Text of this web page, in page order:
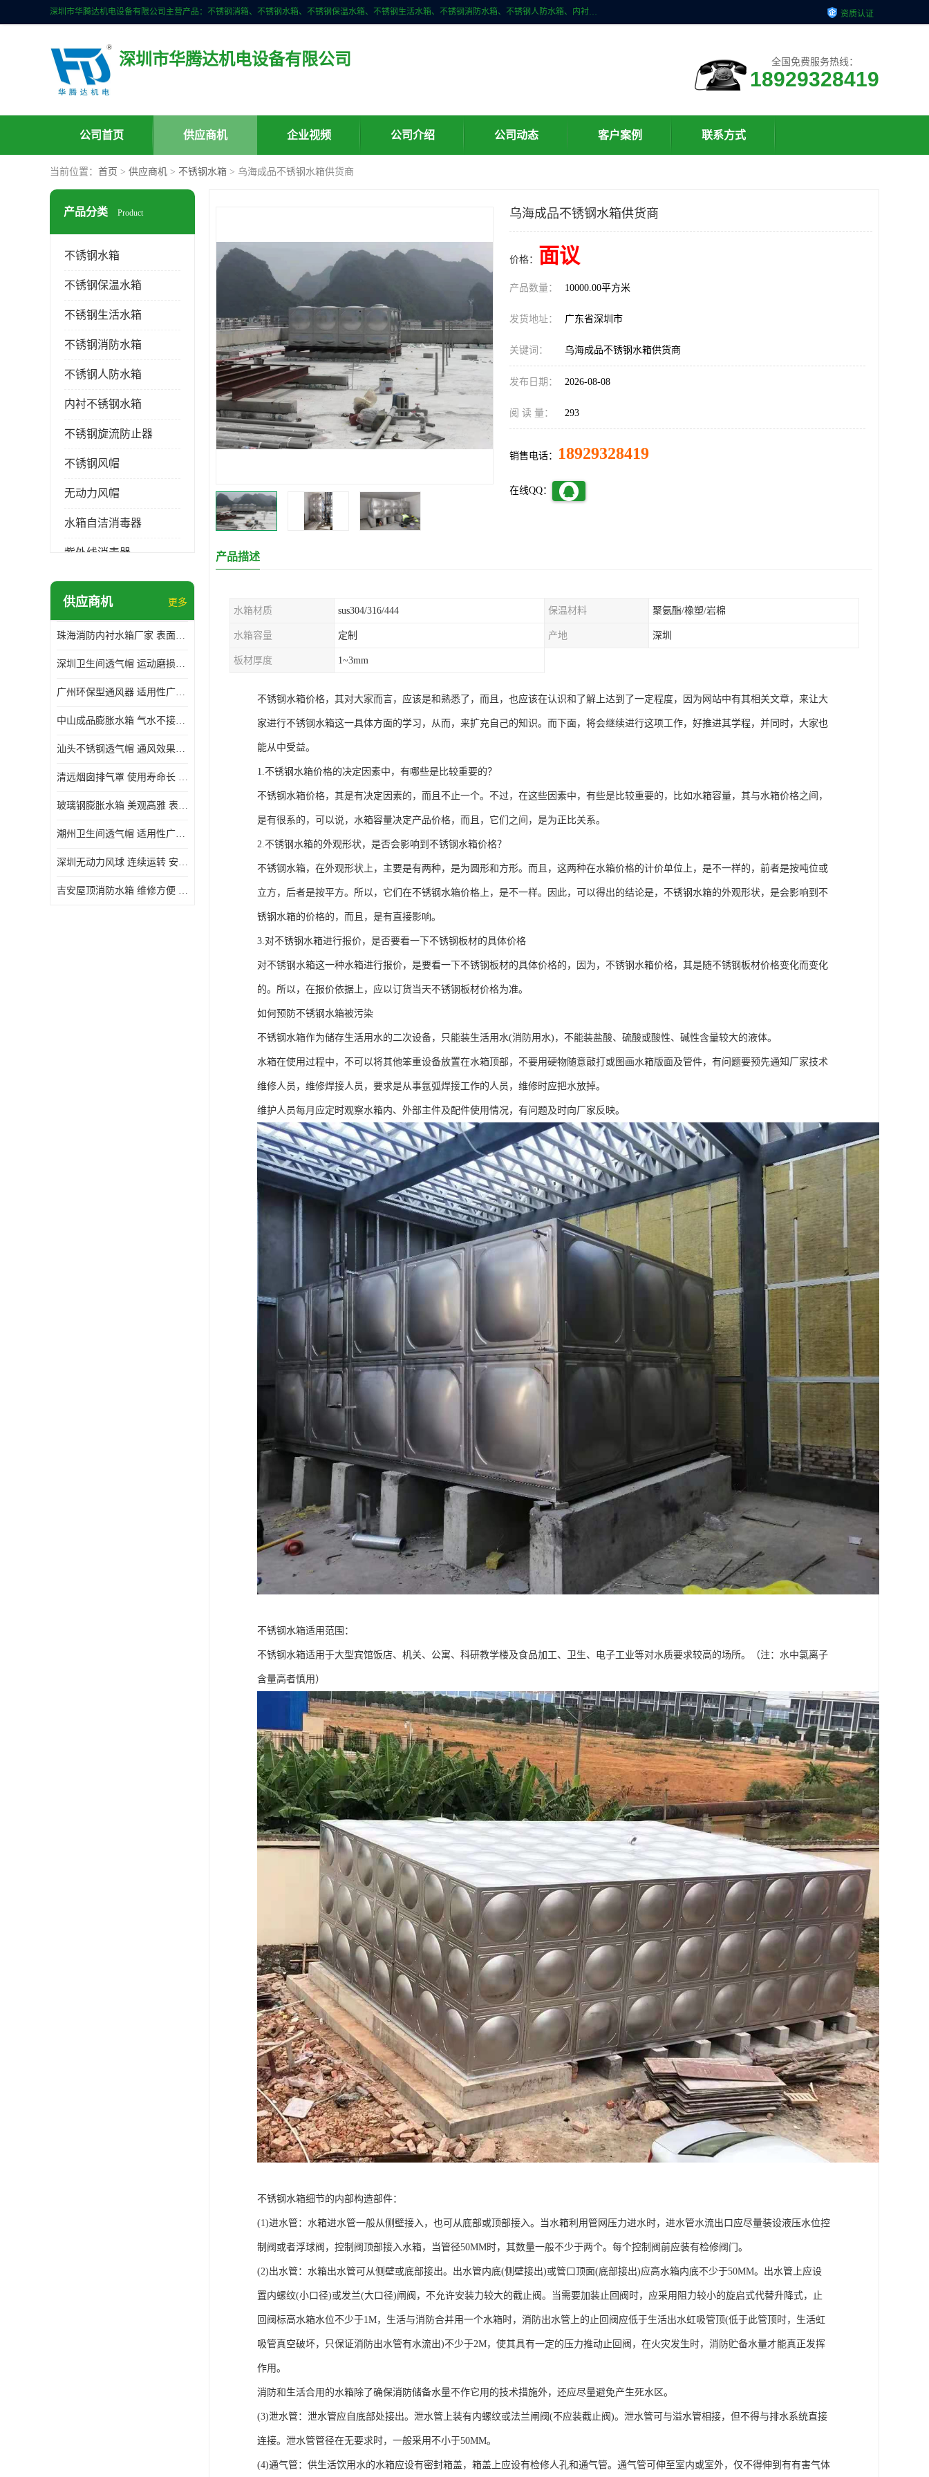
深圳市华腾达机电设备有限公司主营产品：不锈钢消箱、不锈钢水箱、不锈钢保温水箱、不锈钢生活水箱、不锈钢消防水箱、不锈钢人防水箱、内衬不锈钢水箱、膨胀水箱、不锈钢风帽、无动力风帽、水箱自洁消毒器、紫外线消毒器、不锈钢旋流防止器、组合式不锈钢水箱等。 资质认证
深圳市华腾达机电设备有限公司 全国免费服务热线：
18929328419
公司首页 供应商机 企业视频 公司介绍 公司动态 客户案例 联系方式
当前位置： 首页 > 供应商机 > 不锈钢水箱 > 乌海成品不锈钢水箱供货商
产品分类 Product
不锈钢水箱
不锈钢保温水箱
不锈钢生活水箱
不锈钢消防水箱
不锈钢人防水箱
内衬不锈钢水箱
不锈钢旋流防止器
不锈钢风帽
无动力风帽
水箱自洁消毒器
紫外线消毒器
膨胀水箱
生活水箱
镀锌钢板水箱
供应商机 更多
珠海消防内衬水箱厂家 表面光滑 施工设计合理
深圳卫生间透气帽 运动磨损小 重量轻 无噪音
广州环保型通风器 适用性广泛 灰尘不易附着
中山成品膨胀水箱 气水不接触 一次充气可保持长久使用
汕头不锈钢透气帽 通风效果好 无噪音 无火花
清远烟囱排气罩 使用寿命长 安装简便迅捷
玻璃钢膨胀水箱 美观高雅 表面光洁美观
潮州卫生间透气帽 适用性广泛 可以长期运行
深圳无动力风球 连续运转 安装操作简便
吉安屋顶消防水箱 维修方便 箱体钢度足
乌海成品不锈钢水箱供货商
价格： 面议
产品数量： 10000.00平方米
发货地址： 广东省深圳市
关键词： 乌海成品不锈钢水箱供货商
发布日期： 2026-08-08
阅 读 量： 293
销售电话： 18929328419
在线QQ：
产品描述
水箱材质 sus304/316/444 保温材料 聚氨酯/橡塑/岩棉
水箱容量 定制 产地 深圳
板材厚度 1~3mm
不锈钢水箱价格，其对大家而言，应该是和熟悉了，而且，也应该在认识和了解上达到了一定程度，因为网站中有其相关文章，来让大
家进行不锈钢水箱这一具体方面的学习，从而，来扩充自己的知识。而下面，将会继续进行这项工作，好推进其学程，并同时，大家也
能从中受益。
1.不锈钢水箱价格的决定因素中，有哪些是比较重要的？
不锈钢水箱价格，其是有决定因素的，而且不止一个。不过，在这些因素中，有些是比较重要的，比如水箱容量，其与水箱价格之间，
是有很系的，可以说，水箱容量决定产品价格，而且，它们之间，是为正比关系。
2.不锈钢水箱的外观形状，是否会影响到不锈钢水箱价格？
不锈钢水箱，在外观形状上，主要是有两种，是为圆形和方形。而且，这两种在水箱价格的计价单位上，是不一样的，前者是按吨位或
立方，后者是按平方。所以，它们在不锈钢水箱价格上，是不一样。因此，可以得出的结论是，不锈钢水箱的外观形状，是会影响到不
锈钢水箱的价格的，而且，是有直接影响。
3.对不锈钢水箱进行报价，是否要看一下不锈钢板材的具体价格
对不锈钢水箱这一种水箱进行报价，是要看一下不锈钢板材的具体价格的，因为，不锈钢水箱价格，其是随不锈钢板材价格变化而变化
的。所以，在报价依据上，应以订货当天不锈钢板材价格为准。
如何预防不锈钢水箱被污染
不锈钢水箱作为储存生活用水的二次设备，只能装生活用水(消防用水)，不能装盐酸、硫酸或酸性、碱性含量较大的液体。
水箱在使用过程中，不可以将其他笨重设备放置在水箱顶部，不要用硬物随意敲打或图画水箱版面及管件，有问题要预先通知厂家技术
维修人员，维修焊接人员，要求是从事氩弧焊接工作的人员，维修时应把水放掉。
维护人员每月应定时观察水箱内、外部主件及配件使用情况，有问题及时向厂家反映。
不锈钢水箱适用范围：
不锈钢水箱适用于大型宾馆饭店、机关、公寓、科研教学楼及食品加工、卫生、电子工业等对水质要求较高的场所。（注：水中氯离子
含量高者慎用）
不锈钢水箱细节的内部构造部件：
(1)进水管：水箱进水管一般从侧壁接入，也可从底部或顶部接入。当水箱利用管网压力进水时，进水管水流出口应尽量装设液压水位控
制阀或者浮球阀，控制阀顶部接入水箱，当管径50MM时，其数量一般不少于两个。每个控制阀前应装有检修阀门。
(2)出水管：水箱出水管可从侧壁或底部接出。出水管内底(侧壁接出)或管口顶面(底部接出)应高水箱内底不少于50MM。出水管上应设
置内螺纹(小口径)或发兰(大口径)闸阀，不允许安装力较大的截止阀。当需要加装止回阀时，应采用阻力较小的旋启式代替升降式，止
回阀标高水箱水位不少于1M，生活与消防合并用一个水箱时，消防出水管上的止回阀应低于生活出水虹吸管顶(低于此管顶时，生活虹
吸管真空破坏，只保证消防出水管有水流出)不少于2M，使其具有一定的压力推动止回阀，在火灾发生时，消防贮备水量才能真正发挥
作用。
消防和生活合用的水箱除了确保消防储备水量不作它用的技术措施外，还应尽量避免产生死水区。
(3)泄水管：泄水管应自底部处接出。泄水管上装有内螺纹或法兰闸阀(不应装截止阀)。泄水管可与溢水管相接，但不得与排水系统直接
连接。泄水管管径在无要求时，一般采用不小于50MM。
(4)通气管：供生活饮用水的水箱应设有密封箱盖，箱盖上应设有检修人孔和通气管。通气管可伸至室内或室外，仅不得伸到有有害气体